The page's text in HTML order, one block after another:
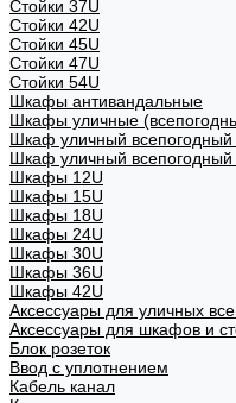
Стойки 37U
Стойки 42U
Стойки 45U
Стойки 47U
Стойки 54U
Шкафы антивандальные
Шкафы уличные
Шкаф уличный всепогодный
Шкаф уличный всепогодный
Шкафы 12U
Шкафы 15U
Шкафы 18U
Шкафы 24U
Шкафы 30U
Шкафы 36U
Шкафы 42U
Аксессуары для уличных
Аксессуары для шкафов и
Блок розеток
Ввод с уплотнением
Кабель канал